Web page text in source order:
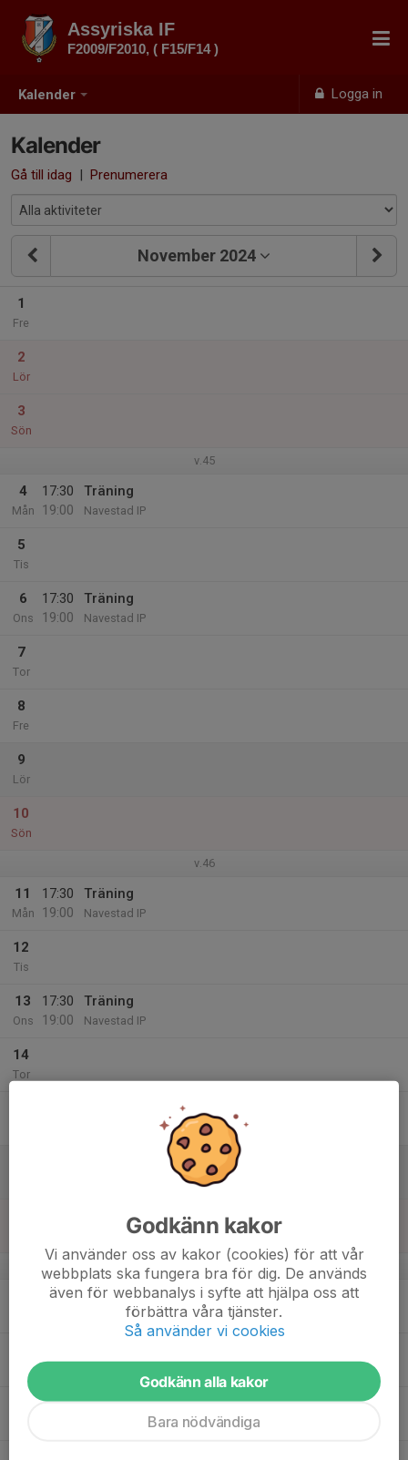
Kalender Logga in
Assyriska IF
F2009/F2010, ( F15/F14 )
Kalender
Gå till idag | Prenumerera
November 2024
1
Fre
2
Lör
3
Sön
v.45
4
Mån
17:30
19:00
Träning
Navestad IP
5
Tis
6
Ons
17:30
19:00
Träning
Navestad IP
7
Tor
8
Fre
9
Lör
10
Sön
v.46
11
Mån
17:30
19:00
Träning
Navestad IP
12
Tis
13
Ons
17:30
19:00
Träning
Navestad IP
14
Tor
v.47
17:30
Träning
Navestad IP
17:30
Träning
Godkänn kakor
Vi använder oss av kakor (cookies) för att vår
webbplats ska fungera bra för dig. De används
även för webbanalys i syfte att hjälpa oss att
förbättra våra tjänster.
Så använder vi cookies
Godkänn alla kakor
Bara nödvändiga